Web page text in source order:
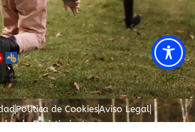
Política de CookiesAviso Legal
de Desistimiento